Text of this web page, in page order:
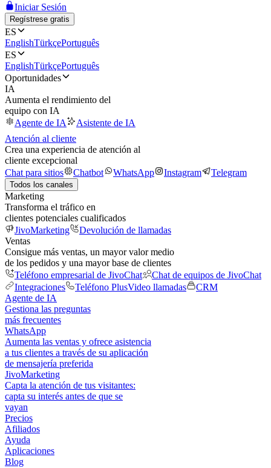
Iniciar Sesión
Regístrese gratis
ES
EnglishTürkçePortuguês
ES
EnglishTürkçePortuguês
Oportunidades
IA
Aumenta el rendimiento del
equipo con IA
Agente de IA
Asistente de IA
Atención al cliente
Crea una experiencia de atención al
cliente excepcional
Chat para sitios
Chatbot WhatsApp Instagram Telegram
Todos los canales
Marketing
Transforma el tráfico en
clientes potenciales cualificados
JivoMarketing
Devolución de llamadas
Ventas
Consigue más ventas, un mayor valor medio
de los pedidos y una mayor base de clientes
Teléfono empresarial de JivoChat
Chat de equipos de JivoChat
Integraciones
Teléfono PlusVideo llamadas
CRM
Agente de IA
Gestiona las preguntas
más frecuentes
WhatsApp
Aumenta las ventas y ofrece asistencia
a tus clientes a través de su aplicación
de mensajería preferida
JivoMarketing
Capta la atención de tus visitantes:
capta su interés antes de que se
vayan
Precios
Afiliados
Ayuda
Aplicaciones
Blog